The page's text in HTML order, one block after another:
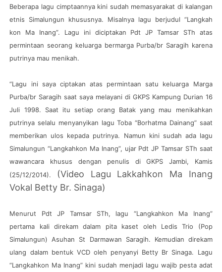
Beberapa lagu cimptaannya kini sudah memasyarakat di kalangan
etnis Simalungun khususnya. Misalnya lagu berjudul “Langkah
kon Ma Inang”. Lagu ini diciptakan Pdt JP Tamsar STh atas
permintaan seorang keluarga bermarga Purba/br Saragih karena
putrinya mau menikah.
“Lagu ini saya ciptakan atas permintaan satu keluarga Marga
Purba/br Saragih saat saya melayani di GKPS Kampung Durian 16
Juli 1998. Saat itu setiap orang Batak yang mau menikahkan
putrinya selalu menyanyikan lagu Toba “Borhatma Dainang” saat
memberikan ulos kepada putrinya. Namun kini sudah ada lagu
Simalungun “Langkahkon Ma Inang”, ujar Pdt JP Tamsar STh saat
wawancara khusus dengan penulis di GKPS Jambi, Kamis
(25/12/2014).
(Video Lagu Lakkahkon Ma Inang
Vokal Betty Br. Sinaga)
Menurut Pdt JP Tamsar STh, lagu “Langkahkon Ma Inang”
pertama kali direkam dalam pita kaset oleh Ledis Trio (Pop
Simalungun) Asuhan St Darmawan Saragih. Kemudian direkam
ulang dalam bentuk VCD oleh penyanyi Betty Br Sinaga. Lagu
“Langkahkon Ma Inang” kini sudah menjadi lagu wajib pesta adat